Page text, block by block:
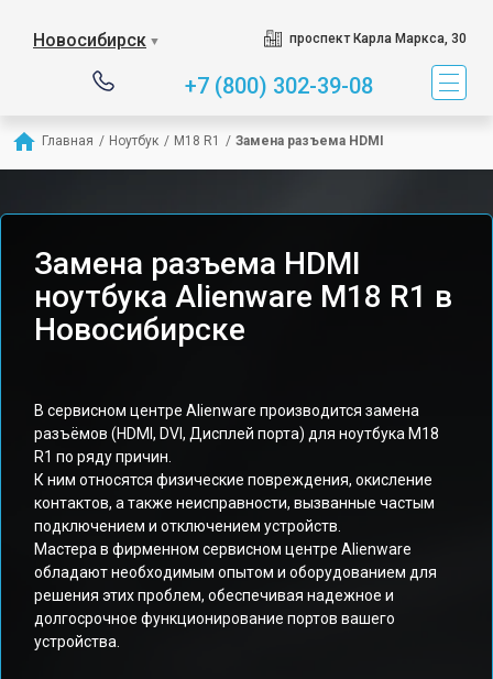
Новосибирск ▼ проспект Карла Маркса, 30
+7 (800) 302-39-08
Главная / Ноутбук / M18 R1 / Замена разъема HDMI
Замена разъема HDMI
ноутбука Alienware M18 R1 в
Новосибирске
В сервисном центре Alienware производится замена
разъёмов (HDMI, DVI, Дисплей порта) для ноутбука M18
R1 по ряду причин.
К ним относятся физические повреждения, окисление
контактов, а также неисправности, вызванные частым
подключением и отключением устройств.
Мастера в фирменном сервисном центре Alienware
обладают необходимым опытом и оборудованием для
решения этих проблем, обеспечивая надежное и
долгосрочное функционирование портов вашего
устройства.